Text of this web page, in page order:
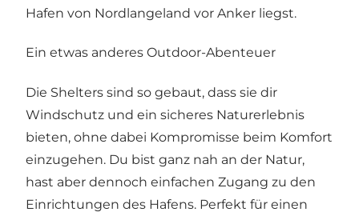
Hafen von Nordlangeland vor Anker liegst.
Ein etwas anderes Outdoor-Abenteuer
Die Shelters sind so gebaut, dass sie dir
Windschutz und ein sicheres Naturerlebnis
bieten, ohne dabei Kompromisse beim Komfort
einzugehen. Du bist ganz nah an der Natur,
hast aber dennoch einfachen Zugang zu den
Einrichtungen des Hafens. Perfekt für einen